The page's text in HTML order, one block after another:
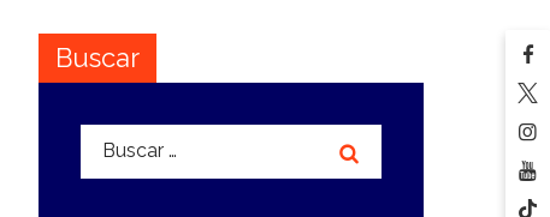
Buscar
Buscar: